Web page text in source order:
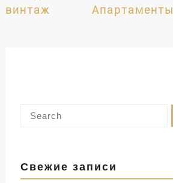
винтаж
Апартаменты
Свежие записи